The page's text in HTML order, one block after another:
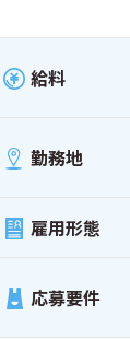
給料
勤務地
雇用形態
応募要件